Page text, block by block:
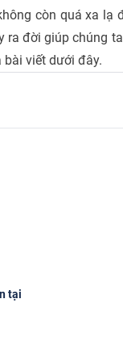
còn quá xa
ra đời giúp chúng
bài viết dưới đây.
tại